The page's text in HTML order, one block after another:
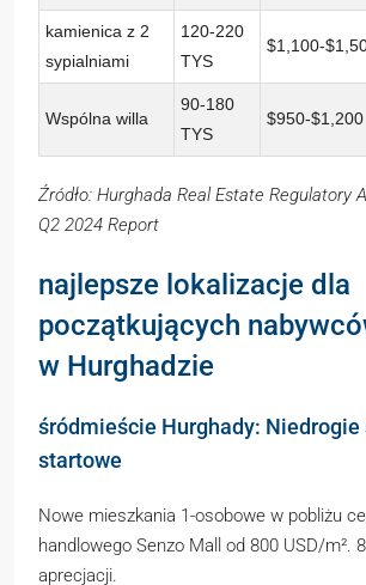
kamienica z 2
sypialniami
120-220
TYS
$1,100-
Wspólna willa
90-180
TYS
$950-$1,200
Źródło: Hurghada Real Estate Regulatory
Q2 2024 Report
najlepsze lokalizacje dla
początkujących
w Hurghadzie
śródmieście Hurghady: Niedrogie
startowe
Nowe mieszkania 1-osobowe w pobliżu
handlowego Senzo Mall od 800 USD/m².
aprecjacji.